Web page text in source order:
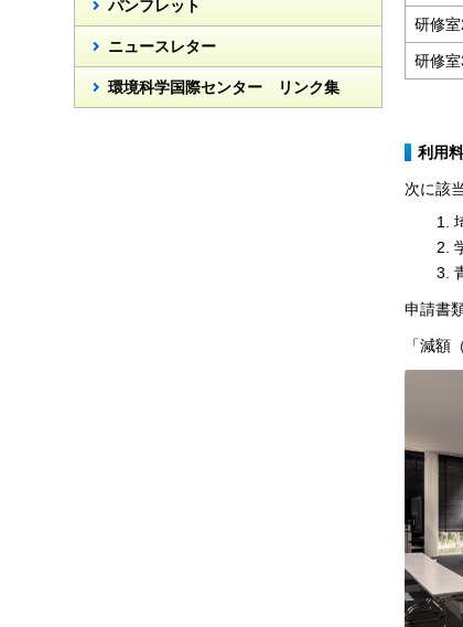
パンフレット
ニュースレター
環境科学国際センター リンク集
研修室
研修室
利用
次に該
申請書
「減額